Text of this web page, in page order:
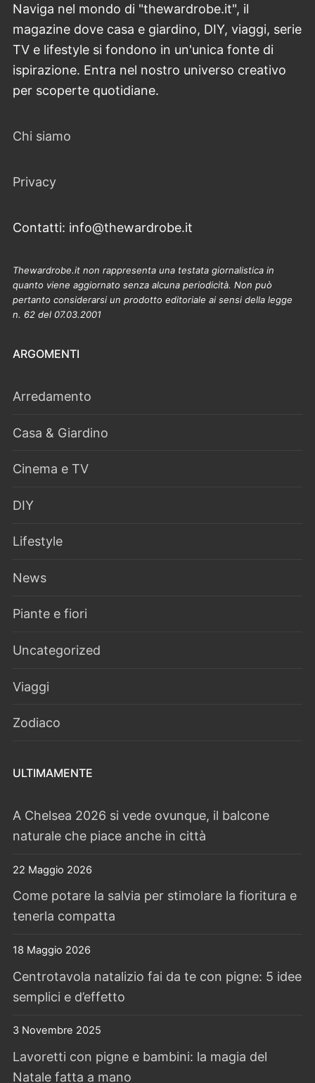
Naviga nel mondo di "thewardrobe.it", il
magazine dove casa e giardino, DIY, viaggi, serie
TV e lifestyle si fondono in un'unica fonte di
ispirazione. Entra nel nostro universo creativo
per scoperte quotidiane.
Chi siamo
Privacy
Contatti: info@thewardrobe.it
Thewardrobe.it non rappresenta una testata giornalistica in
quanto viene aggiornato senza alcuna periodicità. Non può
pertanto considerarsi un prodotto editoriale ai sensi della legge
n. 62 del 07.03.2001
ARGOMENTI
Arredamento
Casa & Giardino
Cinema e TV
DIY
Lifestyle
News
Piante e fiori
Uncategorized
Viaggi
Zodiaco
ULTIMAMENTE
A Chelsea 2026 si vede ovunque, il balcone
naturale che piace anche in città
22 Maggio 2026
Come potare la salvia per stimolare la fioritura e
tenerla compatta
18 Maggio 2026
Centrotavola natalizio fai da te con pigne: 5 idee
semplici e d’effetto
3 Novembre 2025
Lavoretti con pigne e bambini: la magia del
Natale fatta a mano